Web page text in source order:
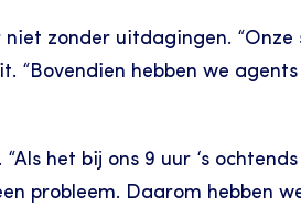
zonder uitdagingen.
“Bovendien hebben we
het bij ons 9 uur ‘s
probleem. Daarom hebben